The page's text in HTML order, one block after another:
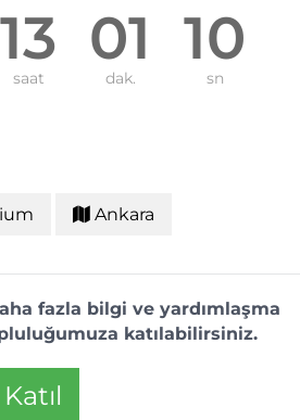
13
saat
01
dak.
09
sn
Ankara
fazla bilgi ve yardımlaşma
katılabilirsiniz.